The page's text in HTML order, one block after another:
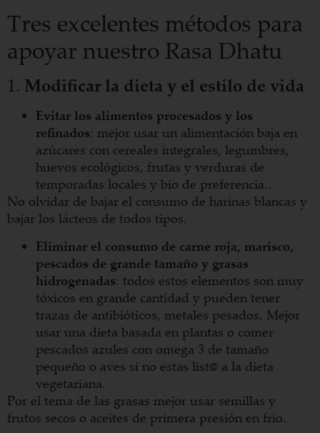
Tres excelentes métodos para
apoyar nuestro Rasa Dhatu
1. Modificar la dieta y el estilo de vida
Evitar los alimentos procesados y los
refinados: mejor usar un alimentación baja en
azúcares con cereales integrales, legumbres,
huevos ecológicos, frutas y verduras de
temporadas locales y bio de preferencia..
No olvidar de bajar el consumo de harinas blancas y
bajar los lácteos de todos tipos.
Eliminar el consumo de carne roja, marisco,
pescados de grande tamaño y grasas
hidrogenadas: todos estos elementos son muy
tóxicos en grande cantidad y pueden tener
trazas de antibióticos, metales pesados. Mejor
usar una dieta basada en plantas o comer
pescados azules con omega 3 de tamaño
pequeño o aves si no estas list@ a la dieta
vegetariana.
Por el tema de las grasas mejor usar semillas y
frutos secos o aceites de primera presión en frio.